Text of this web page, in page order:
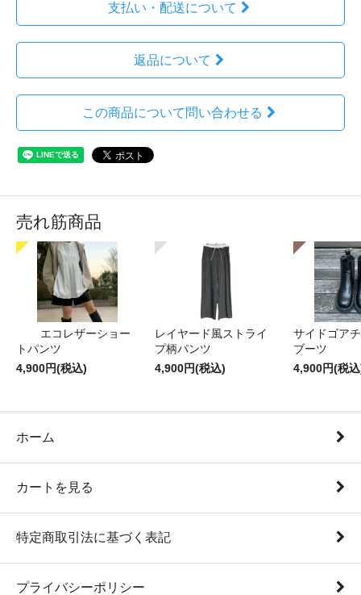
支払い・配送について
返品について
この商品について問い合わせる
売れ筋商品
エコレザーショー
トパンツ
4,900円(税込)
レイヤード風ストライ
プ柄パンツ
4,900円(税込)
サイドゴア
ブーツ
4,900円(税
ホーム
カートを見る
特定商取引法に基づく表記
プライバシーポリシー